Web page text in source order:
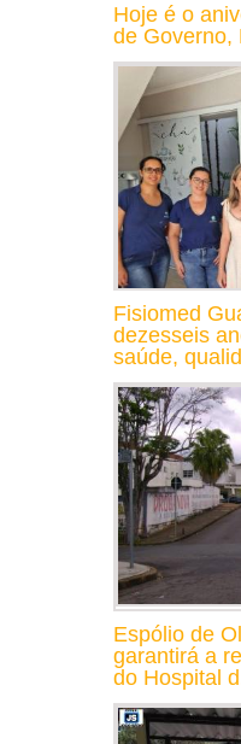
Hoje é o
de Governo,
Fisiomed
dezesseis
saúde,
Espólio de
garantirá a
do Hospital